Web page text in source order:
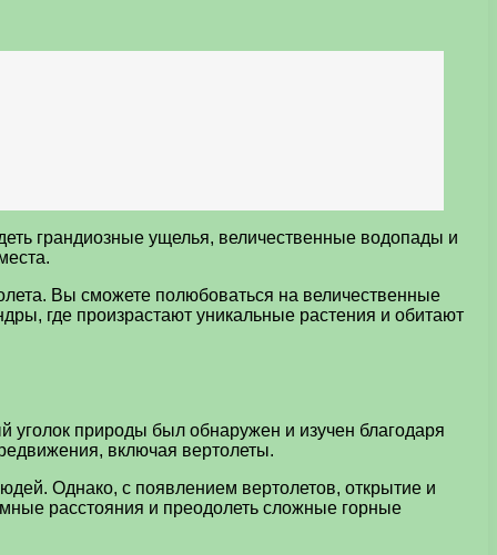
грандиозные ущелья, величественные водопады и
Вы сможете полюбоваться на величественные
где произрастают уникальные растения и обитают
природы был обнаружен и изучен благодаря
включая вертолеты.
Однако, с появлением вертолетов, открытие и
расстояния и преодолеть сложные горные